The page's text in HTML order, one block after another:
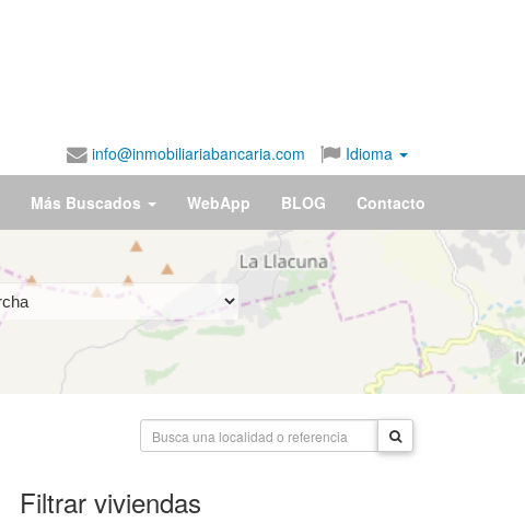
info@inmobiliariabancaria.com Idioma
Más Buscados WebApp BLOG Contacto
Filtrar viviendas